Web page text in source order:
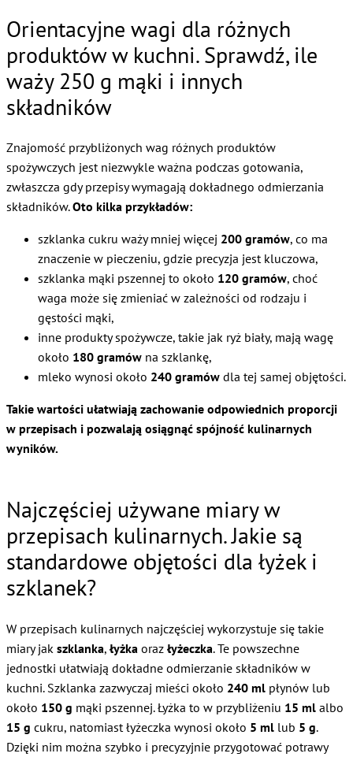
Orientacyjne wagi dla różnych
produktów w kuchni. Sprawdź, ile
waży 250 g mąki i innych
składników
Znajomość przybliżonych wag różnych produktów
spożywczych jest niezwykle ważna podczas gotowania,
zwłaszcza gdy przepisy wymagają dokładnego odmierzania
składników.Oto kilka przykładów:
szklanka cukru waży mniej więcej 200 gramów, co ma
znaczenie w pieczeniu, gdzie precyzja jest kluczowa,
szklanka mąki pszennej to około 120 gramów, choć
waga może się zmieniać w zależności od rodzaju i
gęstości mąki,
inne produkty spożywcze, takie jak ryż biały, mają wagę
około 180 gramów na szklankę,
mleko wynosi około 240 gramów dla tej samej objętości.
Takie wartości ułatwiają zachowanie odpowiednich proporcji
w przepisach i pozwalają osiągnąć spójność kulinarnych
wyników.
Najczęściej używane miary w
przepisach kulinarnych. Jakie są
standardowe objętości dla łyżek i
szklanek?
W przepisach kulinarnych najczęściej wykorzystuje się takie
miary jak szklanka, łyżka oraz łyżeczka. Te powszechne
jednostki ułatwiają dokładne odmierzanie składników w
kuchni. Szklanka zazwyczaj mieści około 240 ml płynów lub
około 150 g mąki pszennej. Łyżka to w przybliżeniu 15 ml albo
15 g cukru, natomiast łyżeczka wynosi około 5 ml lub 5 g.
Dzięki nim można szybko i precyzyjnie przygotować potrawy